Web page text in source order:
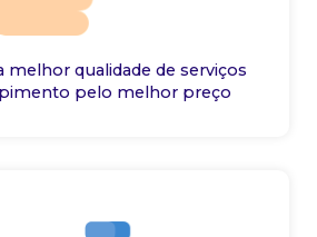
melhor qualidade de serviços
pelo melhor preço